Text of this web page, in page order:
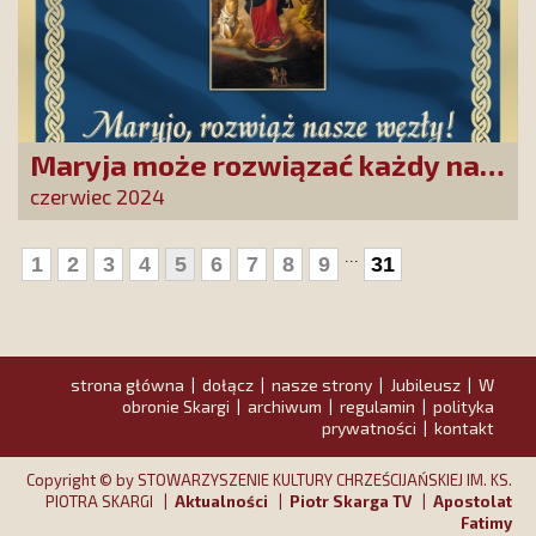
Maryja może rozwiązać każdy nasz
problem!
czerwiec 2024
1 2 3 4 5 6 7 8 9 31
strona główna dołącz nasze strony Jubileusz
W
obronie Skargi
archiwum regulamin
polityka
prywatności
kontakt
Copyright © by STOWARZYSZENIE KULTURY CHRZEŚCIJAŃSKIEJ IM. KS.
PIOTRA SKARGI | Aktualności Piotr Skarga TV
Apostolat
Fatimy